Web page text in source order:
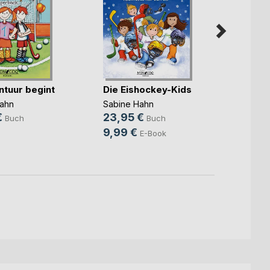
begint
Buch
Die Eishockey-Kids
Sabine Hahn
23,95 € Buch
9,99 € E-Book